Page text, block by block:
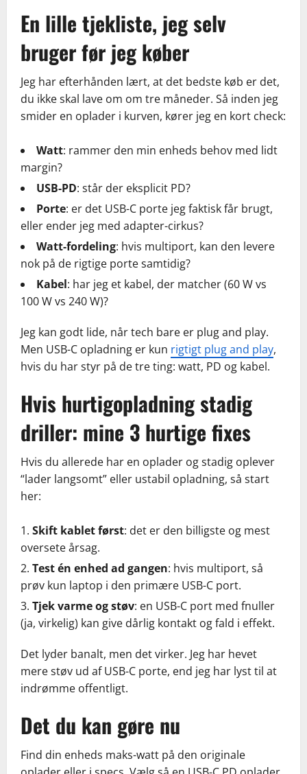
En lille tjekliste, jeg selv
bruger før jeg køber
Jeg har efterhånden lært, at det bedste køb er det,
du ikke skal lave om om tre måneder. Så inden jeg
smider en oplader i kurven, kører jeg en kort check:
Watt: rammer den min enheds behov med lidt
margin?
USB-PD: står der eksplicit PD?
Porte: er det USB-C porte jeg faktisk får brugt,
eller ender jeg med adapter-cirkus?
Watt-fordeling: hvis multiport, kan den levere
nok på de rigtige porte samtidig?
Kabel: har jeg et kabel, der matcher (60 W vs
100 W vs 240 W)?
Jeg kan godt lide, når tech bare er plug and play.
Men USB-C opladning er kun rigtigt plug and play,
hvis du har styr på de tre ting: watt, PD og kabel.
Hvis hurtigopladning stadig
driller: mine 3 hurtige fixes
Hvis du allerede har en oplader og stadig oplever
“lader langsomt” eller ustabil opladning, så start
her:
Skift kablet først: det er den billigste og mest
oversete årsag.
Test én enhed ad gangen: hvis multiport, så
prøv kun laptop i den primære USB-C port.
Tjek varme og støv: en USB-C port med fnuller
(ja, virkelig) kan give dårlig kontakt og fald i effekt.
Det lyder banalt, men det virker. Jeg har hevet
mere støv ud af USB-C porte, end jeg har lyst til at
indrømme offentligt.
Det du kan gøre nu
Find din enheds maks-watt på den originale